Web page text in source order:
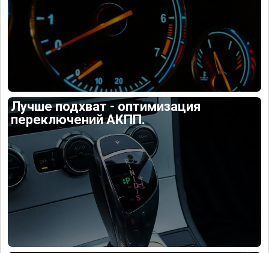
Лучше подхват - оптимизация
переключений АКПП.